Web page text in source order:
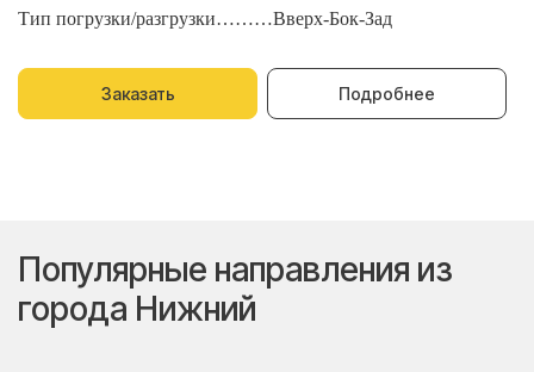
Тип погрузки/разгрузки………Вверх-Бок-Зад
Заказать Подробнее
Популярные направления из
города Нижний